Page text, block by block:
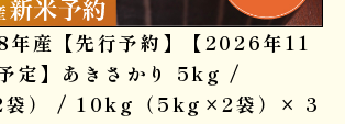
年産【先行予約】【2026年11
定】あきさかり 5kg /
） / 10kg（5kg×2袋）× 3